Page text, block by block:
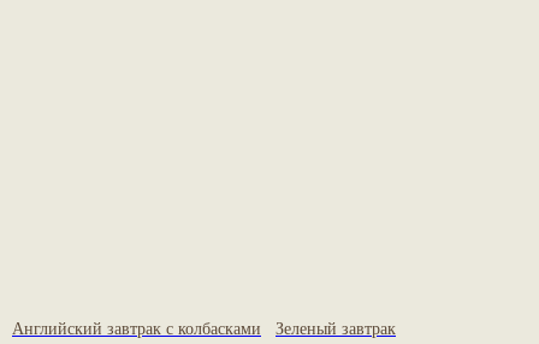
Английский завтрак с колбасками Зеленый завтрак